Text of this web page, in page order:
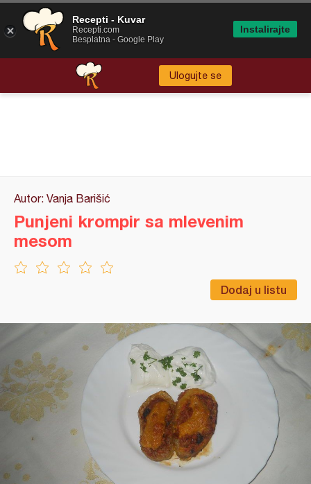
Ulogujte se
Autor: Vanja Barišić
Dodaj u listu
Punjeni krompir sa mlevenim
mesom
Recepti - Kuvar
Recepti.com
Besplatna - Google Play
Instalirajte